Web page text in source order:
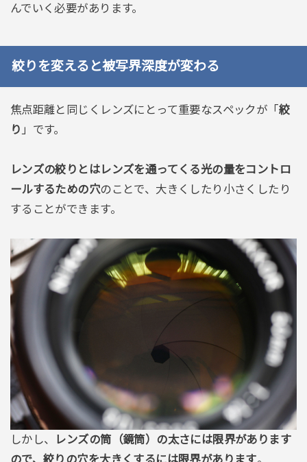
んでいく必要があります。
絞りを変えると被写界深度が変わる
焦点距離と同じくレンズにとって重要なスペックが「絞
り 」です。
レンズの絞りとはレンズを通ってくる光の量をコントロ
ールするための穴のことで、大きくしたり小さくしたり
することができます。
しかし、
レンズの筒（鏡筒）の太さには限界があります
ので、絞りの穴を大きくするには限界があります。